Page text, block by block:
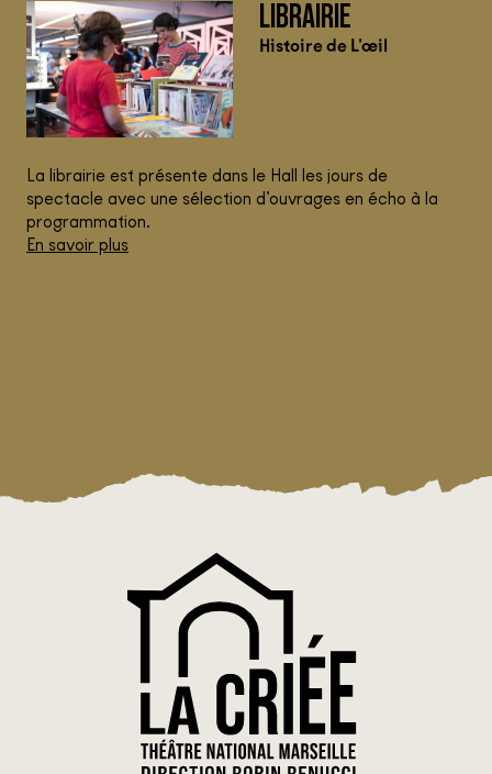
LIBRAIRIE
Histoire de L’œil
La librairie est présente dans le Hall les jours de
spectacle avec une sélection d’ouvrages en écho à la
programmation.
En savoir plus